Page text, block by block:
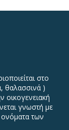
στο
θαλασσινά )
οικογενειακή
γνωστή με
των